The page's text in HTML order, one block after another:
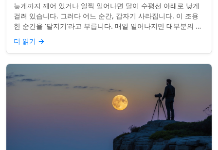
늦게까지 깨어 있거나 일찍 일어나면 달이 수평선 아래로 낮게
걸려 있습니다. 그러다 어느 순간, 갑자기 사라집니다. 이 조용
한 순간을 '달지기'라고 부릅니다. 매일 일어나지만 대부분의 사
람들은 놓치곤 합니다. 핵심 ...
더 읽기 →